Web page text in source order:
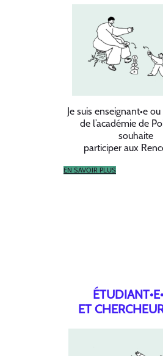
Je suis enseignant•e
de l’académie de
souhaite
participer aux
EN SAVOIR PLUS
ET